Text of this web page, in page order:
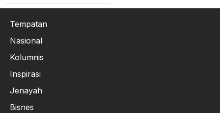
Tempatan
Nasional
Kolumnis
Inspirasi
Jenayah
Bisnes